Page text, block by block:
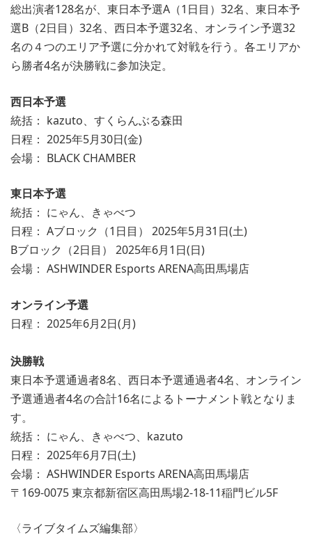
総出演者128名が、東日本予選A（1日目）32名、東日本予
選B（2日目）32名、西日本予選32名、オンライン予選32
名の４つのエリア予選に分かれて対戦を行う。各エリアか
ら勝者4名が決勝戦に参加決定。
西日本予選
統括： kazuto、すくらんぶる森田
日程： 2025年5月30日(金)
会場： BLACK CHAMBER
東日本予選
統括： にゃん、きゃべつ
日程： Aブロック（1日目） 2025年5月31日(土)
Bブロック（2日目） 2025年6月1日(日)
会場： ASHWINDER Esports ARENA高田馬場店
オンライン予選
日程： 2025年6月2日(月)
決勝戦
東日本予選通過者8名、西日本予選通過者4名、オンライン
予選通過者4名の合計16名によるトーナメント戦となりま
す。
統括： にゃん、きゃべつ、kazuto
日程： 2025年6月7日(土)
会場： ASHWINDER Esports ARENA高田馬場店
〒169-0075 東京都新宿区高田馬場2-18-11稲門ビル5F
〈ライブタイムズ編集部〉